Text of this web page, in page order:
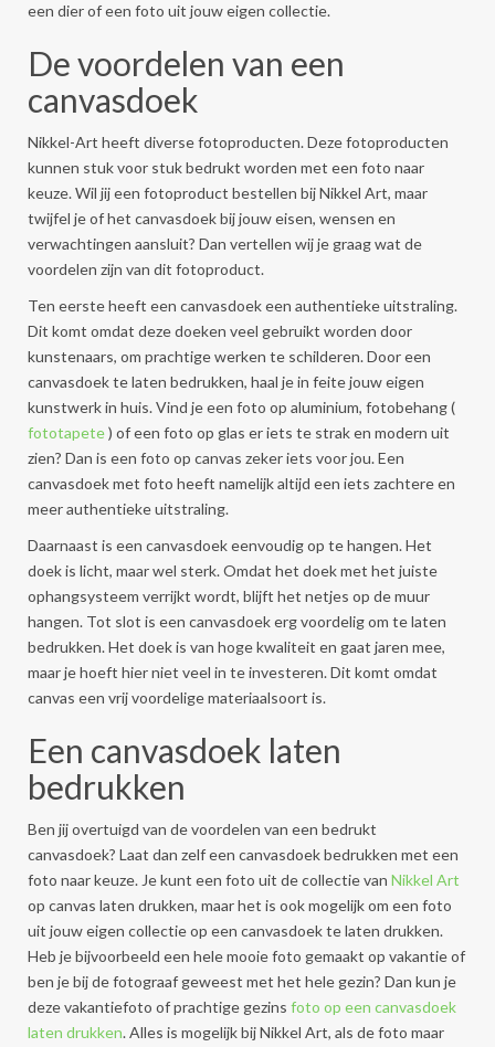
een dier of een foto uit jouw eigen collectie.
De voordelen van een
canvasdoek
Nikkel-Art heeft diverse fotoproducten. Deze fotoproducten
kunnen stuk voor stuk bedrukt worden met een foto naar
keuze. Wil jij een fotoproduct bestellen bij Nikkel Art, maar
twijfel je of het canvasdoek bij jouw eisen, wensen en
verwachtingen aansluit? Dan vertellen wij je graag wat de
voordelen zijn van dit fotoproduct.
Ten eerste heeft een canvasdoek een authentieke uitstraling.
Dit komt omdat deze doeken veel gebruikt worden door
kunstenaars, om prachtige werken te schilderen. Door een
canvasdoek te laten bedrukken, haal je in feite jouw eigen
kunstwerk in huis. Vind je een foto op aluminium, fotobehang (
fototapete) of een foto op glas er iets te strak en modern uit
zien? Dan is een foto op canvas zeker iets voor jou. Een
canvasdoek met foto heeft namelijk altijd een iets zachtere en
meer authentieke uitstraling.
Daarnaast is een canvasdoek eenvoudig op te hangen. Het
doek is licht, maar wel sterk. Omdat het doek met het juiste
ophangsysteem verrijkt wordt, blijft het netjes op de muur
hangen. Tot slot is een canvasdoek erg voordelig om te laten
bedrukken. Het doek is van hoge kwaliteit en gaat jaren mee,
maar je hoeft hier niet veel in te investeren. Dit komt omdat
canvas een vrij voordelige materiaalsoort is.
Een canvasdoek laten
bedrukken
Ben jij overtuigd van de voordelen van een bedrukt
canvasdoek? Laat dan zelf een canvasdoek bedrukken met een
foto naar keuze. Je kunt een foto uit de collectie van Nikkel Art
op canvas laten drukken, maar het is ook mogelijk om een foto
uit jouw eigen collectie op een canvasdoek te laten drukken.
Heb je bijvoorbeeld een hele mooie foto gemaakt op vakantie of
ben je bij de fotograaf geweest met het hele gezin? Dan kun je
deze vakantiefoto of prachtige gezins foto op een canvasdoek
laten drukken. Alles is mogelijk bij Nikkel Art, als de foto maar